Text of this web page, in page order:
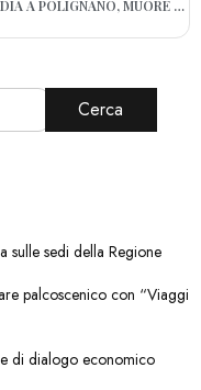
TRAGEDIA A POLIGNANO, MUORE ANNEGATO UN 51ENNE
Cerca
sulle sedi della Regione
palcoscenico con “Viaggi
di dialogo economico